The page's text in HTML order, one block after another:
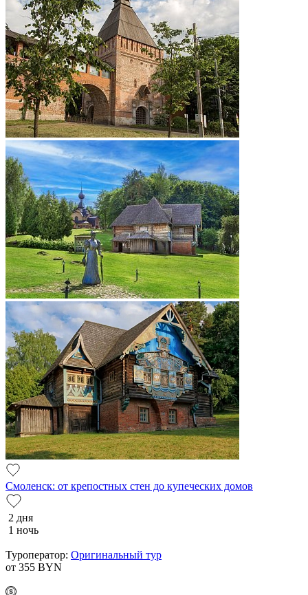
Смоленск: от крепостных стен до купеческих домов
2 дня
1 ночь
Туроператор: Оригинальный тур
от 355 BYN